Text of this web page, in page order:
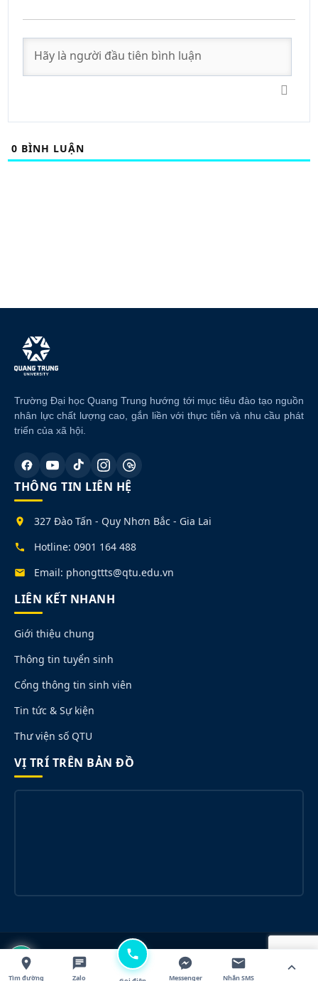
0 BÌNH LUẬN
Trường Đại học Quang Trung hướng tới mục tiêu đào tạo nguồn
nhân lực chất lượng cao, gắn liền với thực tiễn và nhu cầu phát
triển của xã hội.
THÔNG TIN LIÊN HỆ
327 Đào Tấn - Quy Nhơn Bắc - Gia Lai
Hotline: 0901 164 488
Email: phongttts@qtu.edu.vn
LIÊN KẾT NHANH
Giới thiệu chung
Thông tin tuyển sinh
Cổng thông tin sinh viên
Tin tức & Sự kiện
Thư viện số QTU
VỊ TRÍ TRÊN BẢN ĐỒ
© 2026 Trường Đại học Quang Trung. All rights reserved.
Designed for QTU.
Tìm đường Zalo Messenger Nhắn SMS